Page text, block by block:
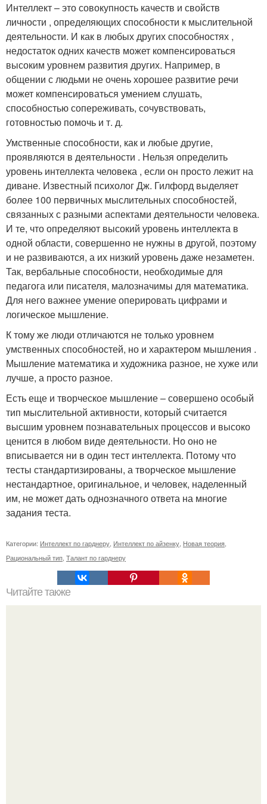
Интеллект – это совокупность качеств и свойств
личности , определяющих способности к мыслительной
деятельности. И как в любых других способностях ,
недостаток одних качеств может компенсироваться
высоким уровнем развития других. Например, в
общении с людьми не очень хорошее развитие речи
может компенсироваться умением слушать,
способностью сопереживать, сочувствовать,
готовностью помочь и т. д.
Умственные способности, как и любые другие,
проявляются в деятельности . Нельзя определить
уровень интеллекта человека , если он просто лежит на
диване. Известный психолог Дж. Гилфорд выделяет
более 100 первичных мыслительных способностей,
связанных с разными аспектами деятельности человека.
И те, что определяют высокий уровень интеллекта в
одной области, совершенно не нужны в другой, поэтому
и не развиваются, а их низкий уровень даже незаметен.
Так, вербальные способности, необходимые для
педагога или писателя, малозначимы для математика.
Для него важнее умение оперировать цифрами и
логическое мышление.
К тому же люди отличаются не только уровнем
умственных способностей, но и характером мышления .
Мышление математика и художника разное, не хуже или
лучше, а просто разное.
Есть еще и творческое мышление – совершено особый
тип мыслительной активности, который считается
высшим уровнем познавательных процессов и высоко
ценится в любом виде деятельности. Но оно не
вписывается ни в один тест интеллекта. Потому что
тесты стандартизированы, а творческое мышление
нестандартное, оригинальное, и человек, наделенный
им, не может дать однозначного ответа на многие
задания теста.
Категории: Интеллект по гарднеру, Интеллект по айзенку, Новая теория,
Рациональный тип, Талант по гарднеру
Читайте также